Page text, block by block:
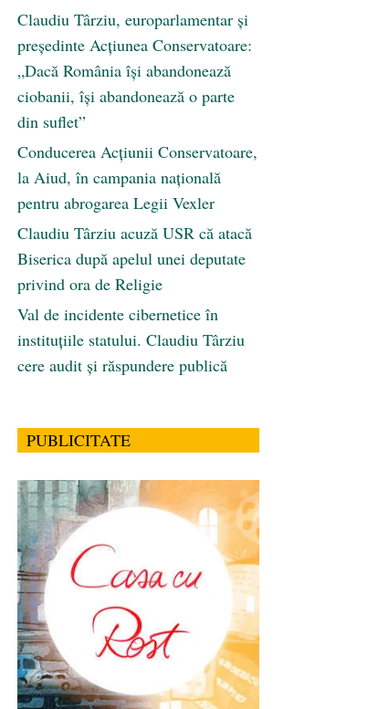
Claudiu Târziu, europarlamentar și
președinte Acțiunea Conservatoare:
„Dacă România își abandonează
ciobanii, își abandonează o parte
din suflet”
Conducerea Acțiunii Conservatoare,
la Aiud, în campania națională
pentru abrogarea Legii Vexler
Claudiu Târziu acuză USR că atacă
Biserica după apelul unei deputate
privind ora de Religie
Val de incidente cibernetice în
instituțiile statului. Claudiu Târziu
cere audit și răspundere publică
PUBLICITATE